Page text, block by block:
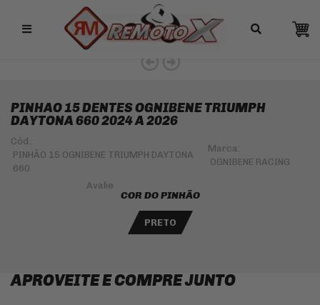
Remotox
10% OFF NO PIX
PINHAO 15 DENTES OGNIBENE TRIUMPH
DAYTONA 660 2024 A 2026
Cód.:
PINHÃO 15 OGNIBENE TRIUMPH DAYTONA
660
Marca:
OGNIBENE RACING
COR DO PINHÃO
PRETO
APROVEITE E COMPRE JUNTO